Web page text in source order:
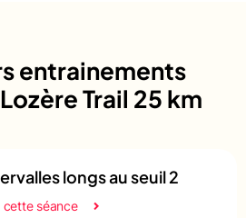
entrainements
Trail 25 km
longs au seuil 2
cette séance